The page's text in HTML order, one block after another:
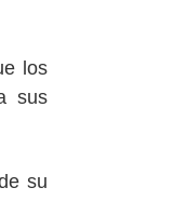
los
sus
su